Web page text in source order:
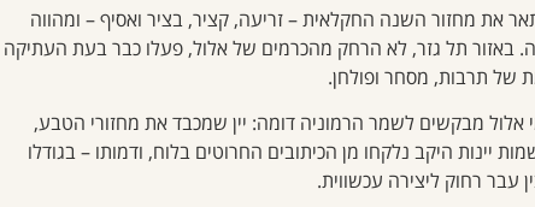
שנכתב לפני כ־3,000 שנה, מתאר את מחזור השנה החקלאית – זריעה, קציר, בציר ואסיף – ומהווה
באזור תל גזר, לא הרחק מהכרמים של אלול, פעלו כבר בעת העתיקה
של תרבות, מסחר ופולחן.
מבקשים לשמר הרמוניה דומה: יין שמכבד את מחזורי הטבע,
יינות היקב נלקחו מן הכיתובים החרוטים בלוח, ודמותו – בגודלו
עבר רחוק ליצירה עכשווית.